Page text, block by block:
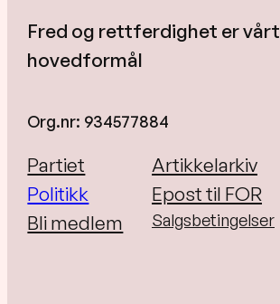
Fred og rettferdighet er vårt
hovedformål
Org.nr: 934577884
Partiet
Politikk
Bli medlem
Artikkelarkiv
Epost til FOR
Salgsbetingelser